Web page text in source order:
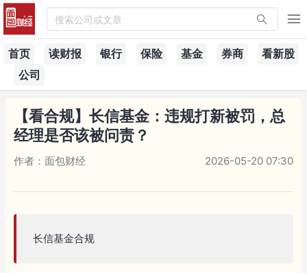
搜索公司或文章
首页 读财报 银行 保险 基金 券商
看新股
公司
【看合规】长信基金：违规打新被罚，总
经理是否该被问责？
作者：面包财经 2026-05-20 07:30
长信基金合规